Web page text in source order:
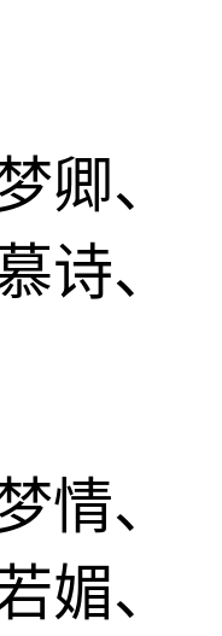
卿、
诗、
情、
媚、